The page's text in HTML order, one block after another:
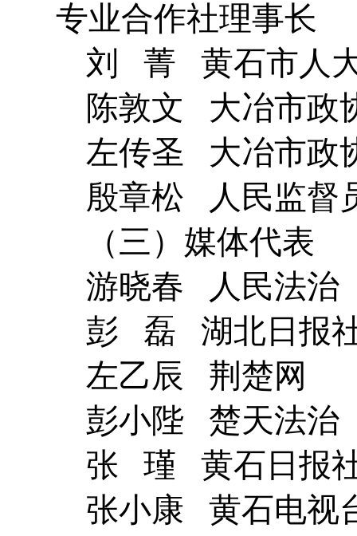
专业合作社理事长
刘 菁 黄石市人大
陈敦文 大冶市政
左传圣 大冶市政
殷章松 人民监督
（三）媒体代表
游晓春 人民法治
彭 磊 湖北日报
左乙辰 荆楚网
彭小陛 楚天法治
张 瑾 黄石日报
张小康 黄石电视